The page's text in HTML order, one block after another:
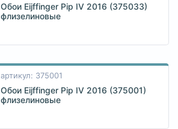
Обои Eijffinger Pip IV 2016 (375033)
флизелиновые
артикул: 375001
Обои Eijffinger Pip IV 2016 (375001)
флизелиновые